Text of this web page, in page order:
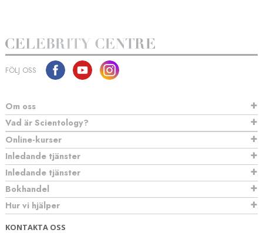
FÖLJ OSS
Om oss
Vad är Scientology?
Online-kurser
Inledande tjänster
Inledande tjänster
Bokhandel
Hur vi hjälper
KONTAKTA OSS